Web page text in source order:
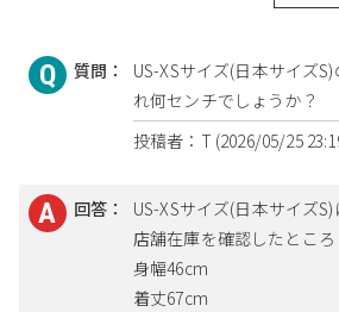
質問：
US-XSサイズ(日本サイズ
れ何センチでしょうか？
投稿者：T (2026/05/25
回答：
US-XSサイズ(日本サイズ
店舗在庫を確認したところ
身幅46cm
着丈67cm